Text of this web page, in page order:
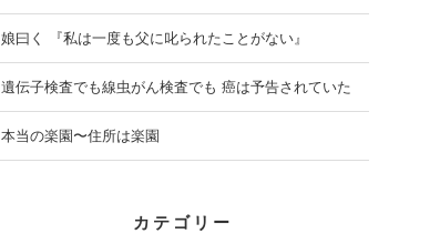
娘曰く 『私は一度も父に叱られたことがない』
遺伝子検査でも線虫がん検査でも 癌は予告されていた
本当の楽園〜住所は楽園
カテゴリー